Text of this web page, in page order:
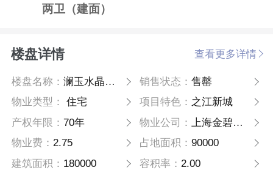
两卫（建面）
楼盘详情 查看更多详情
楼盘名称：澜玉水晶熙园 销售状态： 售罄
物业类型：
住宅 项目特色： 之江新城
产权年限：70年 物业公司： 上海金碧物业管理有限公司
物业费：2.75 占地面积： 90000
建筑面积： 180000 容积率： 2.00